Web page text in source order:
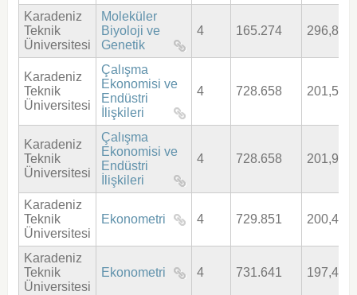
Karadeniz
Teknik
Üniversitesi
Moleküler
Biyoloji ve
Genetik
4 165.274
Karadeniz
Teknik
Üniversitesi
Çalışma
Ekonomisi ve
Endüstri
İlişkileri
4 728.658
Karadeniz
Teknik
Üniversitesi
Çalışma
Ekonomisi ve
Endüstri
İlişkileri
4 728.658
Karadeniz
Teknik
Üniversitesi
Ekonometri 4 729.851
Karadeniz
Teknik
Üniversitesi
Ekonometri 4 731.641